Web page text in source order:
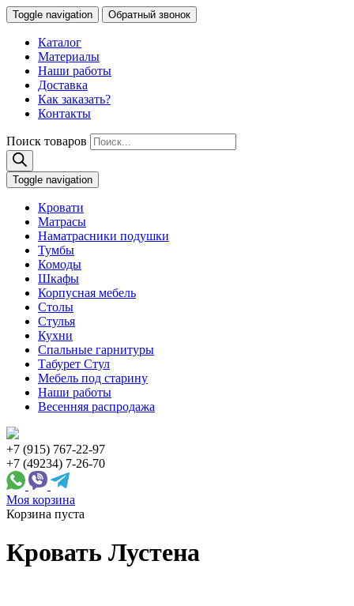
Toggle navigation Обратный звонок
Каталог
Материалы
Наши работы
Доставка
Как заказать?
Контакты
Поиск товаров
Toggle navigation
Кровати
Матрасы
Наматрасники подушки
Тумбы
Комоды
Шкафы
Корпусная мебель
Столы
Стулья
Кухни
Спальные гарнитуры
Табурет Стул
Мебель под старину
Наши работы
Весенняя распродажа
+7 (915) 767-22-97
+7 (49234) 7-26-70
Моя корзина
Корзина пуста
Кровать Лустена